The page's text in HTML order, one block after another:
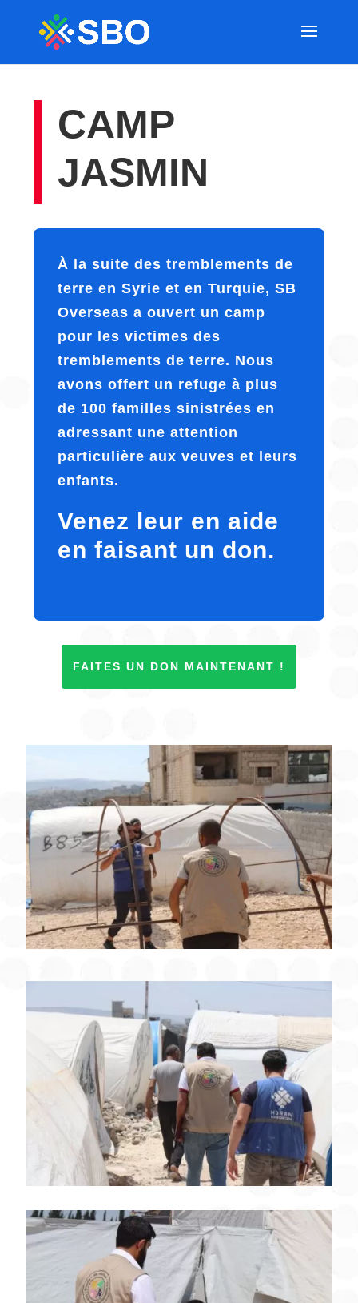
CAMP
JASMIN
À la suite des tremblements de
terre en Syrie et en Turquie, SB
Overseas a ouvert un camp
pour les victimes des
tremblements de terre. Nous
avons offert un refuge à plus
de 100 familles sinistrées en
adressant une attention
particulière aux veuves et leurs
enfants.
Venez leur en aide
en faisant un don.
FAITES UN DON MAINTENANT !